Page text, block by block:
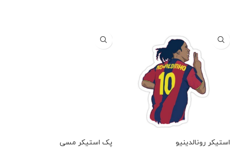
استیکر رونالدینیو پک استیکر مسی